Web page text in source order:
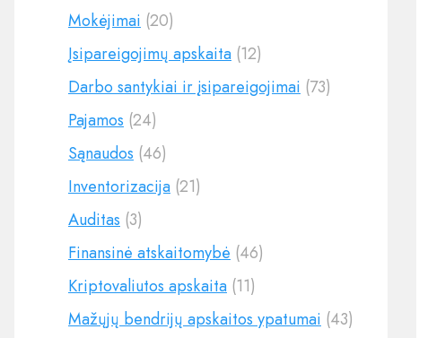
Mokėjimai (20)
Įsipareigojimų apskaita (12)
Darbo santykiai ir įsipareigojimai (73)
Pajamos (24)
Sąnaudos (46)
Inventorizacija (21)
Auditas (3)
Finansinė atskaitomybė (46)
Kriptovaliutos apskaita (11)
Mažųjų bendrijų apskaitos ypatumai (43)